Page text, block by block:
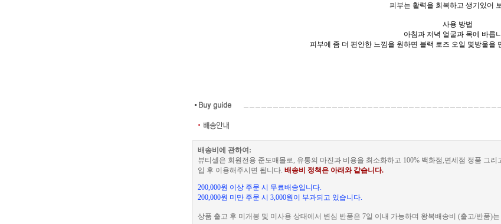
피부는 활력을 회복하고 생기있어
사용 방법
아침과 저녁 얼굴과 목에 바릅
피부에 좀 더 편안한 느낌을 원하면 블랙 로즈 오일 몇방울을
배송비에 관하여:
뷰티셀은 회원전용 준도매몰로, 유통의 마진과 비용을 최소화하고 100% 백화점,면세점 정품 그
입 후 이용해주시면 됩니다. 배송비 정책은 아래와 같습니다.
200,000원 이상 주문 시 무료배송입니다.
200,000원 미만 주문 시 3,000원이 부과되고 있습니다.
상품 출고 후 미개봉 및 미사용 상태에서 변심 반품은 7일 이내 가능하며 왕복배송비 (출고/반품)